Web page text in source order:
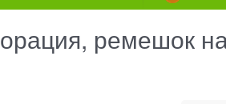
ремешок